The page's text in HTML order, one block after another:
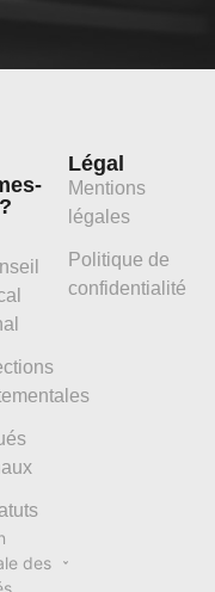
des
Légal
Mentions
légales
Politique de
confidentialité